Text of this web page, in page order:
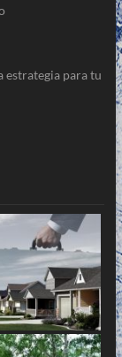
estrategia para tu